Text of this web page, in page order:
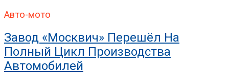
Авто-мото
Завод «Москвич» Перешёл На
Полный Цикл Производства
Автомобилей